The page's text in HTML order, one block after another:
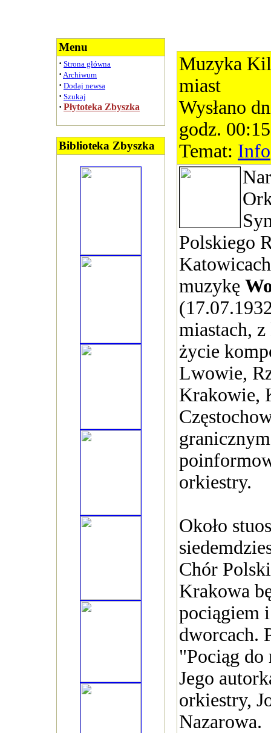
Menu
· Strona główna
· Archiwum
· Dodaj newsa
· Szukaj
· Płytoteka Zbyszka
Biblioteka Zbyszka
Muzyka
miast
Wysłano
godz.
Temat: Info
Polskiego
muzykę
miastach,
życie
Lwowie,
Krakowie,
orkiestry.
Około
Chór
Krakowa
pociągiem
dworcach.
"Pociąg
Jego
orkiestry,
Nazarowa.